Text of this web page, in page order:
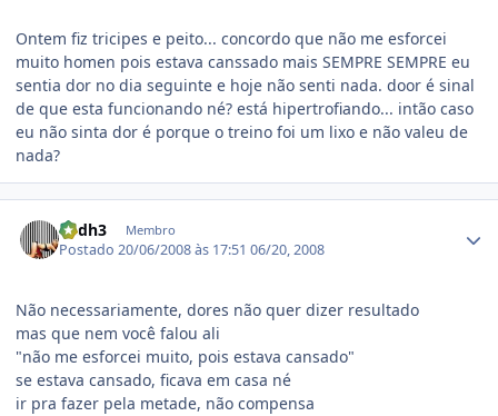
Ontem fiz tricipes e peito... concordo que não me esforcei
muito homen pois estava canssado mais SEMPRE SEMPRE eu
sentia dor no dia seguinte e hoje não senti nada. door é sinal
de que esta funcionando né? está hipertrofiando... intão caso
eu não sinta dor é porque o treino foi um lixo e não valeu de
nada?
andh3 Membro
Postado20/06/2008 às 17:5106/20, 2008
Não necessariamente, dores não quer dizer resultado
mas que nem você falou ali
"não me esforcei muito, pois estava cansado"
se estava cansado, ficava em casa né
ir pra fazer pela metade, não compensa